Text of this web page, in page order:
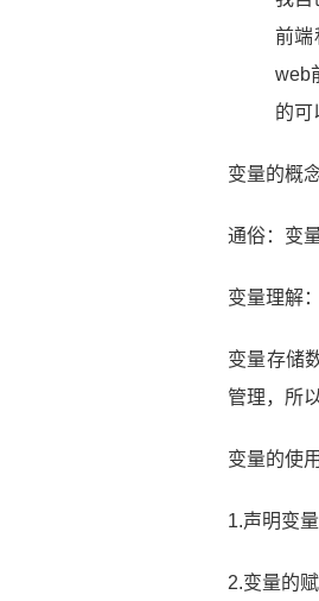
前端
web
的可
变量的概
通俗：变
变量理解
变量存储
管理，所
变量的使用
1.声明变
2.变量的